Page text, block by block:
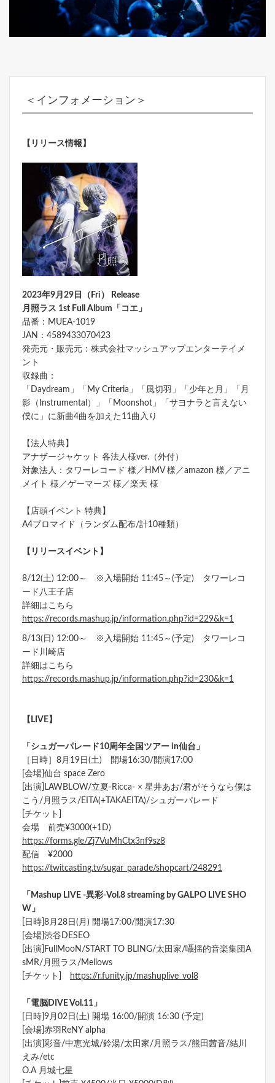
＜インフォメーション＞
【リリース情報】
2023年9月29日（Fri） Release
月照ラス 1st Full Album「コエ」
品番：MUEA-1019
JAN：4589433070423
発売元・販売元：株式会社マッシュアップエンターテイメ
ント
収録曲：
「Daydream」「My Criteria」「風切羽」「少年と月」「月
影（Instrumental）」「Moonshot」「サヨナラと言えない
僕に」に新曲4曲を加えた11曲入り
【法人特典】
アナザージャケット 各法人様ver.（外付）
対象法人：タワーレコード 様／HMV 様／amazon 様／アニ
メイト 様／ゲーマーズ 様／楽天 様
【店頭イベント 特典】
A4ブロマイド（ランダム配布/計10種類）
【リリースイベント】
8/12(土) 12:00～ ※入場開始 11:45～(予定) タワーレコ
ード八王子店
詳細はこちら
https://records.mashup.jp/information.php?id=229&k=1
8/13(日) 12:00～ ※入場開始 11:45～(予定) タワーレコ
ード川崎店
詳細はこちら
https://records.mashup.jp/information.php?id=230&k=1
【LIVE】
「シュガーパレード10周年全国ツアー in仙台」
［日時］8月19日(土) 開場16:30/開演17:00
[会場]仙台 space Zero
[出演]LAWBLOW/立夏-Ricca- × 星井あお/君がそうなら僕は
こう/月照ラス/EITA(+TAKAEITA)/シュガーパレード
[チケット]
会場 前売¥3000(+1D)
https://forms.gle/Zj7VuMhCtx3nf9sz8
配信 ¥2000
https://twitcasting.tv/sugar_parade/shopcart/248291
「Mashup LIVE -異彩-Vol.8 streaming by GALPO LIVE SHO
W」
[日時]8月28日(月) 開場17:00/開演17:30
[会場]渋谷DESEO
[出演]FullMooN/START TO BLING/太田家/囁揺的音楽集団A
sMR/月照ラス/Mellows
[チケット]
https://r.funity.jp/mashuplive_vol8
「電脳DIVE Vol.11」
[日時]9月02日(土) 開場 16:00/開演 16:30 (予定)
[会場]赤羽ReNY alpha
[出演]彩音/中恵光城/鈴湯/太田家/月照ラス/熊田茜音/結川
えみ/etc
O.A 月城七星